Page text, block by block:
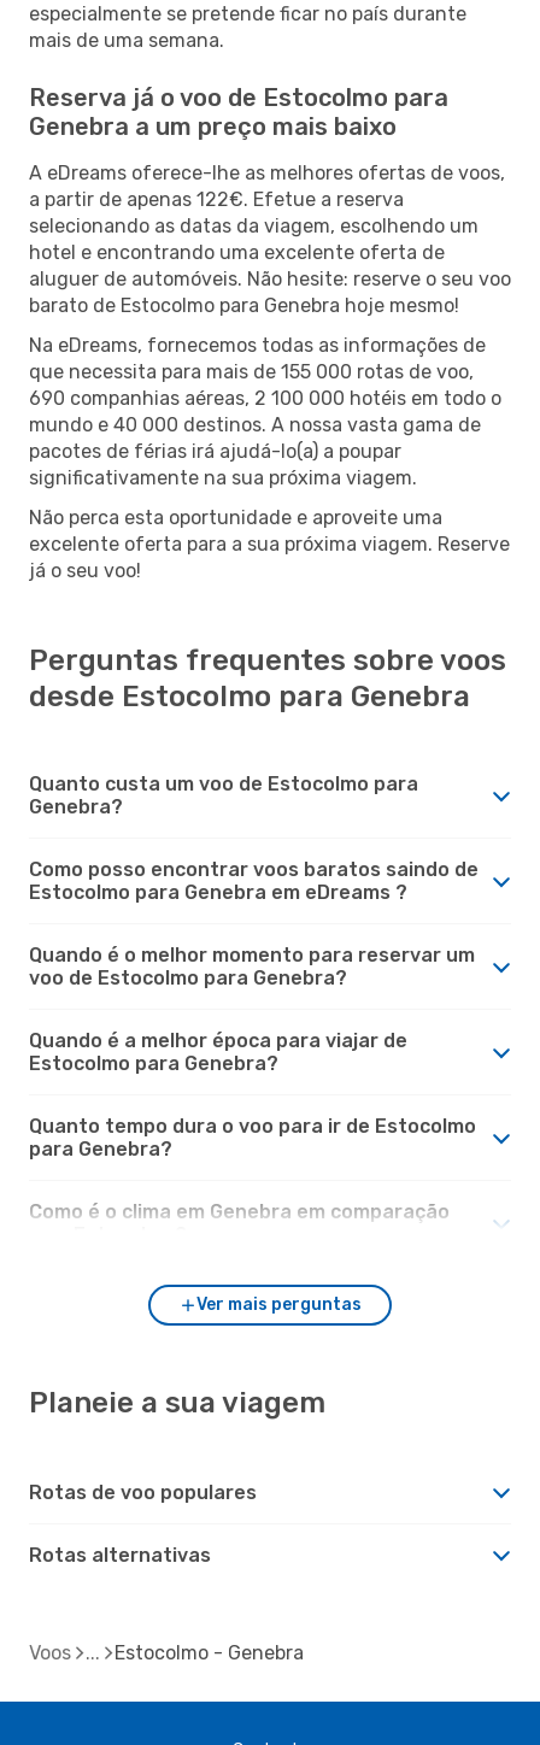
especialmente se pretende ficar no país durante
mais de uma semana.
Reserva já o voo de Estocolmo para
Genebra a um preço mais baixo
A eDreams oferece-lhe as melhores ofertas de voos,
a partir de apenas 122€. Efetue a reserva
selecionando as datas da viagem, escolhendo um
hotel e encontrando uma excelente oferta de
aluguer de automóveis. Não hesite: reserve o seu voo
barato de Estocolmo para Genebra hoje mesmo!
Na eDreams, fornecemos todas as informações de
que necessita para mais de 155 000 rotas de voo,
690 companhias aéreas, 2 100 000 hotéis em todo o
mundo e 40 000 destinos. A nossa vasta gama de
pacotes de férias irá ajudá-lo(a) a poupar
significativamente na sua próxima viagem.
Não perca esta oportunidade e aproveite uma
excelente oferta para a sua próxima viagem. Reserve
já o seu voo!
Perguntas frequentes sobre voos
desde Estocolmo para Genebra
Quanto custa um voo de Estocolmo para
Genebra?
Como posso encontrar voos baratos saindo de
Estocolmo para Genebra em eDreams ?
Quando é o melhor momento para reservar um
voo de Estocolmo para Genebra?
Quando é a melhor época para viajar de
Estocolmo para Genebra?
Quanto tempo dura o voo para ir de Estocolmo
para Genebra?
Como é o clima em Genebra em comparação
Ver mais perguntas
Planeie a sua viagem
Rotas de voo populares
Rotas alternativas
Voos Estocolmo - Genebra